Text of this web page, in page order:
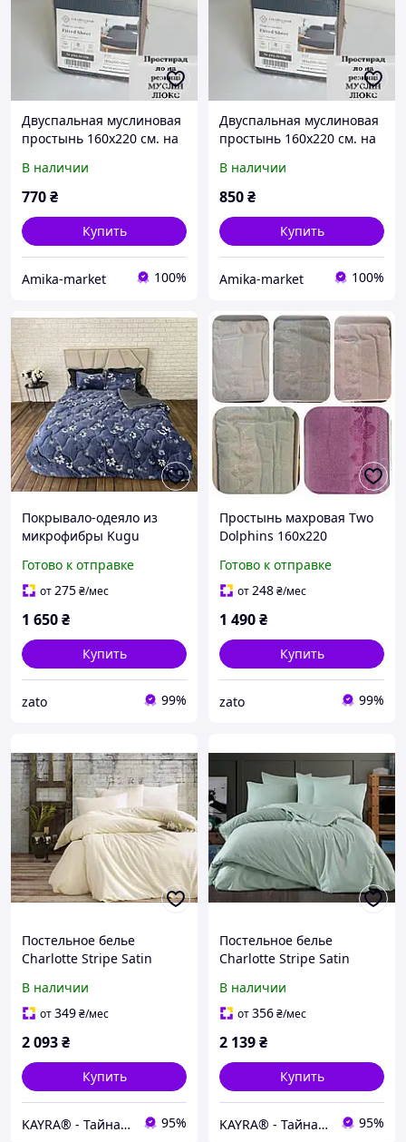
Двуспальная муслиновая
простынь 160х220 см. на
В наличии
770₴
Купить
Amika-market 100%
Двуспальная муслиновая
простынь 160х220 см. на
В наличии
850₴
Купить
Amika-market 100%
Покрывало-одеяло из
микрофибры Kugu
Готово к отправке
от275₴/мес
1 650₴
Купить
zato 99%
Простынь махровая Two
Dolphins 160х220
Готово к отправке
от248₴/мес
1 490₴
Купить
zato 99%
Постельное белье
Charlotte Stripe Satin
простынь160х220+30 см
Krem
В наличии
от349₴/мес
2 093₴
Купить
KAYRA® - Тайна вашего уюта 95%
Постельное белье
Charlotte Stripe Satin
160х220+30 см Mint
В наличии
от356₴/мес
2 139₴
Купить
KAYRA® - Тайна вашего уюта 95%